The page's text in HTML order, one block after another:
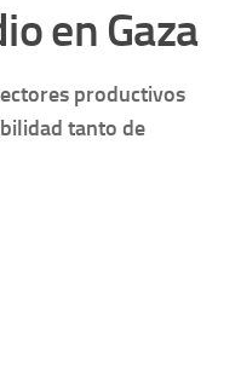
en Gaza
productivos
tanto de